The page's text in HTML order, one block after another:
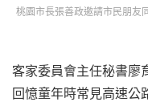
桃園市長張善政邀請市民朋友
客家委員會主任秘書廖
回憶童年時常見高速公